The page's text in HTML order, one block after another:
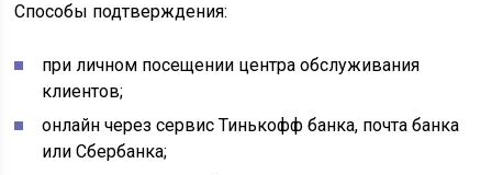
Способы подтверждения:
при личном посещении центра обслуживания
клиентов;
онлайн через сервис Тинькофф банка, почта банка
или Сбербанка;